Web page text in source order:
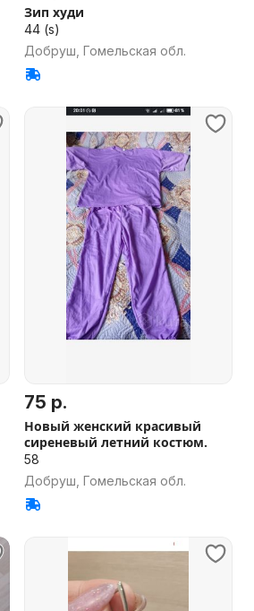
Зип худи
44 (s)
Добруш, Гомельская обл.
75 р.
Новый женский красивый
сиреневый летний костюм.
58
Добруш, Гомельская обл.